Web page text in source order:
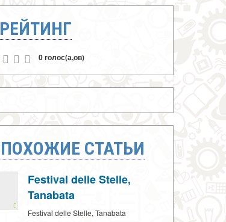
РЕЙТИНГ
0 голос(а,ов)
ПОХОЖИЕ СТАТЬИ
Festival delle Stelle,
Tanabata
Festival delle Stelle, Tanabata